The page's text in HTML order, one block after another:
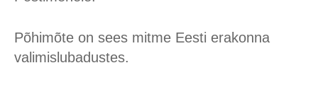
Põhimõte on sees mitme Eesti erakonna
valimislubadustes.